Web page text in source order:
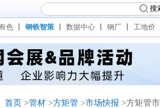
搜
色 钢铁智策 数据中心 钢厂 工地价
首页 >管材 >方矩管 >市场快报 >方矩管